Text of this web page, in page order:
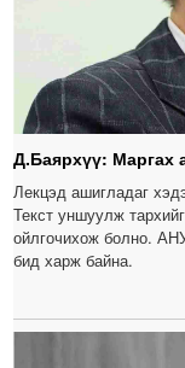
Д.Баярхүү: Маргах
Лекцэд ашигладаг
Текст уншуулж
ойлгочихож болно.
бид харж байна.